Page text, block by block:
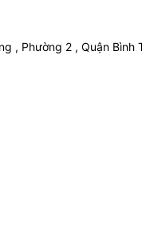
, Phường 2 , Quận Bình